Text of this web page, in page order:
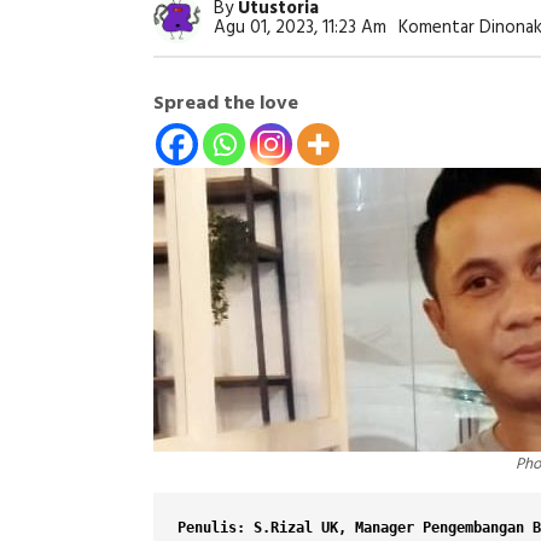
ByUtustoria
Agu 01, 2023, 11:23 Am Komentar
Spread the love
Penulis: S.Rizal UK, Manager